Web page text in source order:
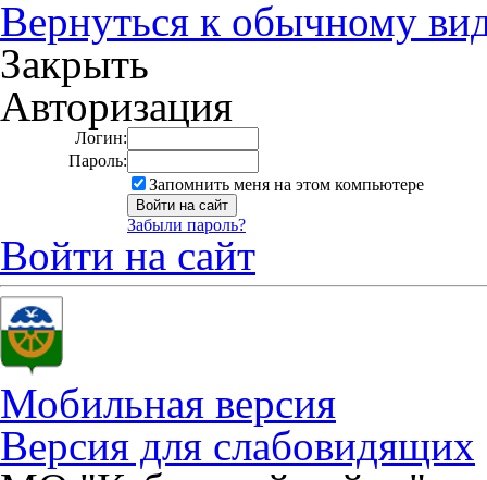
Вернуться к обычному
Закрыть
Авторизация
Логин:
Пароль:
Запомнить меня на этом компьютере
Забыли пароль?
Войти на сайт
Мобильная версия
Версия для слабовидящих